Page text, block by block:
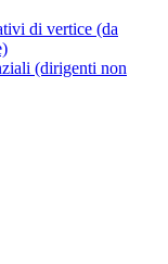
di vertice (da
(dirigenti non